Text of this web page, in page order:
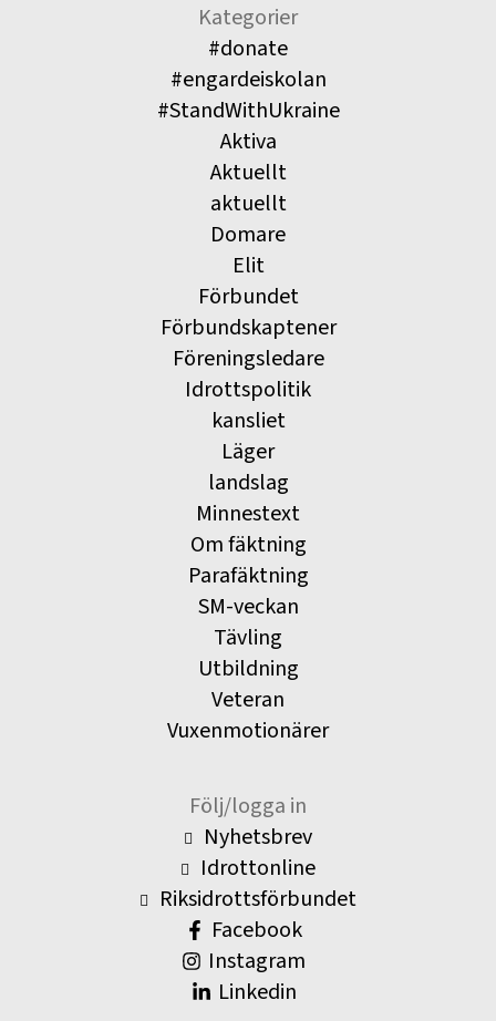
Kategorier
#donate
#engardeiskolan
#StandWithUkraine
Aktiva
Aktuellt
aktuellt
Domare
Elit
Förbundet
Förbundskaptener
Föreningsledare
Idrottspolitik
kansliet
Läger
landslag
Minnestext
Om fäktning
Parafäktning
SM-veckan
Tävling
Utbildning
Veteran
Vuxenmotionärer
Följ/logga in
Nyhetsbrev
Idrottonline
Riksidrottsförbundet
Facebook
Instagram
Linkedin